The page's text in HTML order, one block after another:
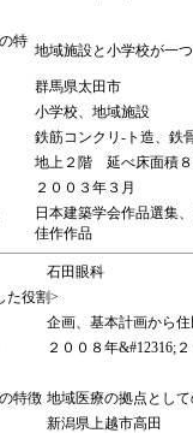
特
地域施設と小学校が一
群馬県太田市
小学校、地域施設
鉄筋コンクリ-ト造、鉄
地上２階 延べ床面積８
２００３年３月
日本建築学会作品選集
佳作作品
石田眼科
た役割>
企画、基本計画から
２００８年&#12316;
特徴 地域医療の拠点とし
新潟県上越市高田